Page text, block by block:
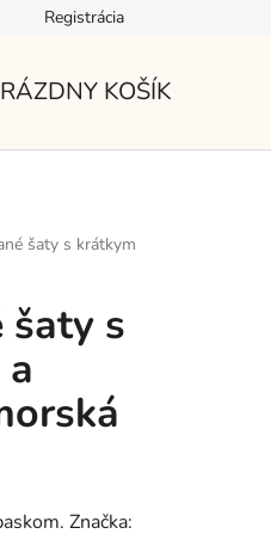
Reklamačný poriadok
Registrácia
KOŠÍK
šaty s krátkym
šaty s
Značka: